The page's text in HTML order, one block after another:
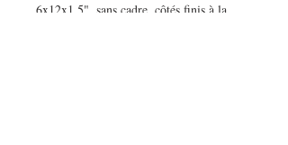
6x12x1,5", sans cadre, côtés finis à la